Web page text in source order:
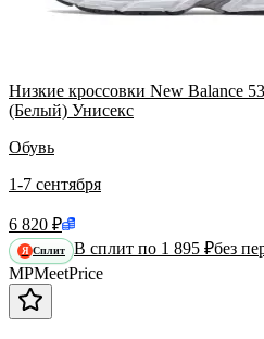
Низкие кроссовки New Balance
(Белый) Унисекс
Обувь
1-7 сентября
6 820 ₽
Я Сплит В сплит по 1 895 ₽без
MPMeetPrice